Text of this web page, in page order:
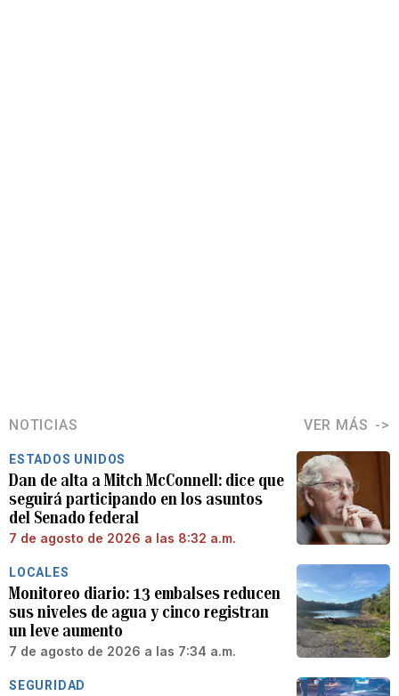
NOTICIAS VER MÁS
ESTADOS UNIDOS
Dan de alta a Mitch McConnell: dice que
seguirá participando en los asuntos
del Senado federal
7 de agosto de 2026 a las 8:32 a.m.
LOCALES
Monitoreo diario: 13 embalses reducen
sus niveles de agua y cinco registran
un leve aumento
7 de agosto de 2026 a las 7:34 a.m.
SEGURIDAD